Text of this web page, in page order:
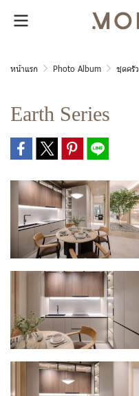
หน้าแรก Photo Album ชุดครัว
Earth Series